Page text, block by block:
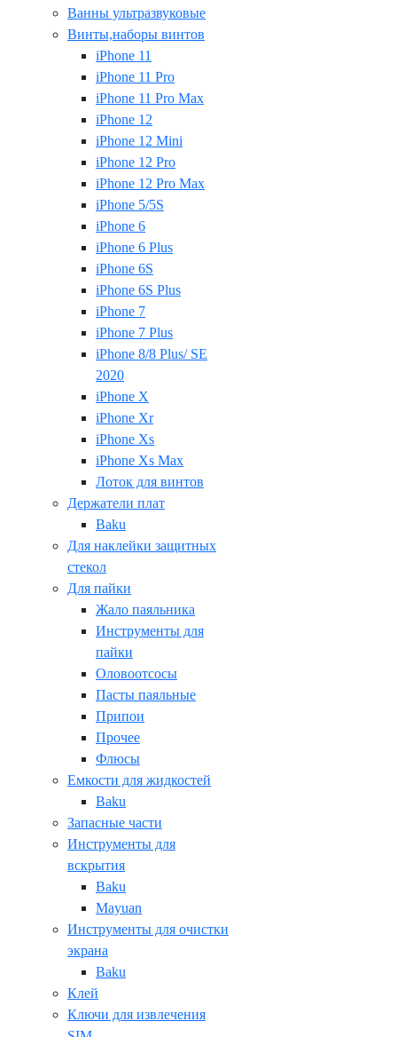
Ванны ультразвуковые
Винты,наборы винтов
iPhone 11
iPhone 11 Pro
iPhone 11 Pro Max
iPhone 12
iPhone 12 Mini
iPhone 12 Pro
iPhone 12 Pro Max
iPhone 5/5S
iPhone 6
iPhone 6 Plus
iPhone 6S
iPhone 6S Plus
iPhone 7
iPhone 7 Plus
iPhone 8/8 Plus/ SE
2020
iPhone X
iPhone Xr
iPhone Xs
iPhone Xs Max
Лоток для винтов
Держатели плат
Baku
Для наклейки защитных
стекол
Для пайки
Жало паяльника
Инструменты для
пайки
Оловоотсосы
Пасты паяльные
Припои
Прочее
Флюсы
Емкости для жидкостей
Baku
Запасные части
Инструменты для
вскрытия
Baku
Mayuan
Инструменты для очистки
экрана
Baku
Клей
Ключи для извлечения